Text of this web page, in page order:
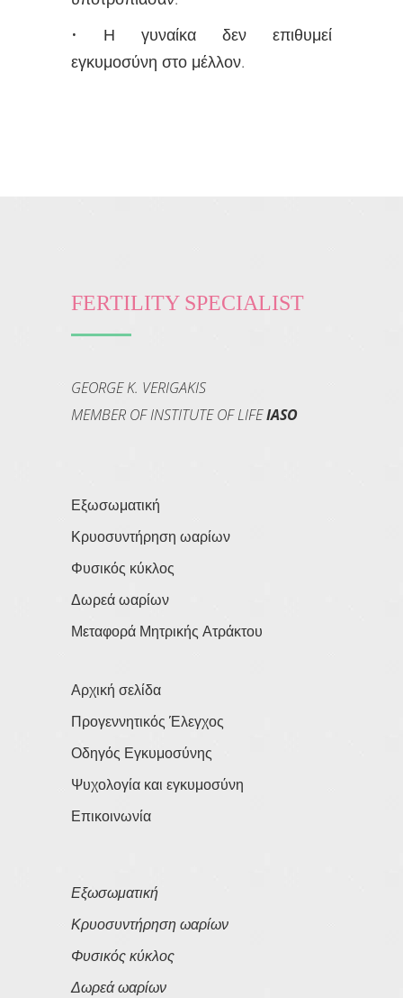
• Η γυναίκα δεν επιθυμεί
εγκυμοσύνη στο μέλλον.
FERTILITY SPECIALIST
GEORGE K. VERIGAKIS
MEMBER OF INSTITUTE OF LIFEIASO
Εξωσωματική
Κρυοσυντήρηση ωαρίων
Φυσικός κύκλος
Δωρεά ωαρίων
Μεταφορά Μητρικής Ατράκτου
Αρχική σελίδα
Προγεννητικός Έλεγχος
Οδηγός Εγκυμοσύνης
Ψυχολογία και εγκυμοσύνη
Επικοινωνία
Εξωσωματική
Κρυοσυντήρηση ωαρίων
Φυσικός κύκλος
Δωρεά ωαρίων